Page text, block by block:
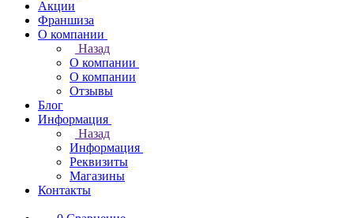
Акции
Франшиза
О компании
Назад
О компании
О компании
Отзывы
Блог
Информация
Назад
Информация
Реквизиты
Магазины
Контакты